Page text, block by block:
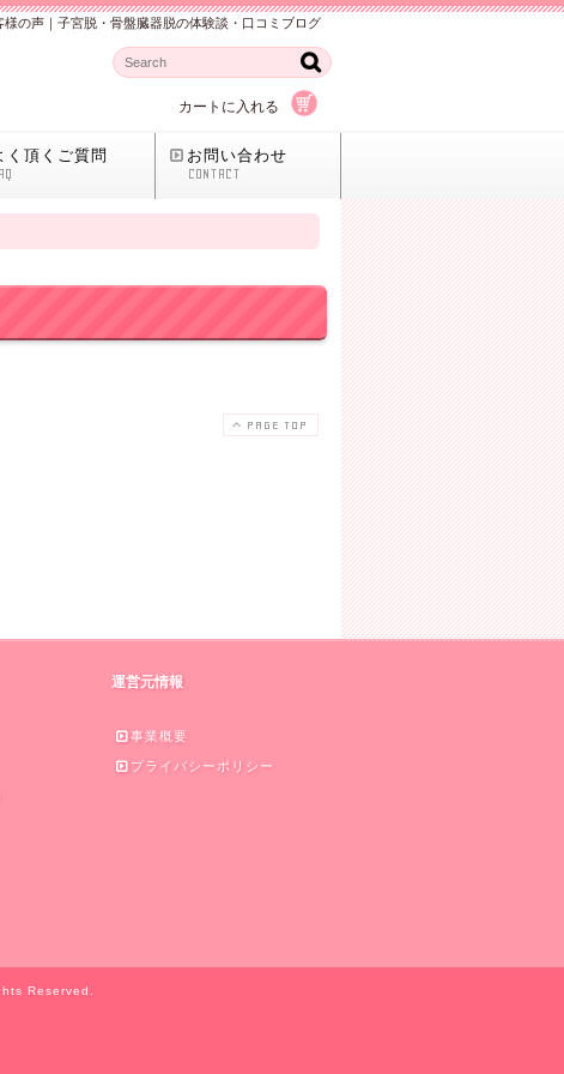
様の声｜子宮脱・骨盤臓器脱の体験談・口コミブログ
カートに入れる
く頂くご質問 お問い合わせ
CONTACT
PAGE TOP
運営元情報
事業概要
プライバシーポリシー
Reserved.